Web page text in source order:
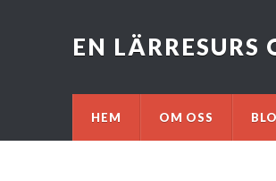
EN LÄRRESURS
HEM OM OSS